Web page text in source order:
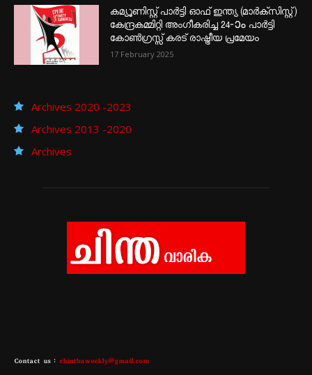
കമ്യൂണിസ്റ്റ് പാർട്ടി ഓഫ് ഇന്ത്യ (മാർക്സിസ്റ്റ്)
കേന്ദ്രകമ്മിറ്റി അംഗീകരിച്ച 24‐ാം പാർട്ടി
കോൺഗ്രസ്സ് കരട് രാഷ്ട്രീയ പ്രമേയം
17 February 2025
Archives 2020 -2023
Archives 2013 -2020
Archives
Contact us : chinthaweekly@gmail.com